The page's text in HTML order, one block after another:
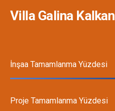
Villa Galina Kalkan
İnşaa Tamamlanma Yüzdesi
Proje Tamamlanma Yüzdesi